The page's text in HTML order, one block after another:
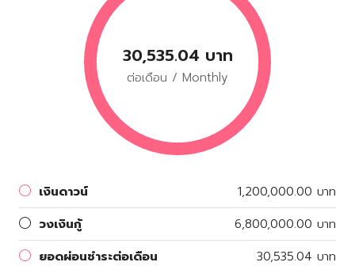
30,535.04 บาท
ต่อเดือน / Monthly
เงินดาวน์
1,200,000.00 บาท
วงเงินกู้
6,800,000.00 บาท
ยอดผ่อนชำระต่อเดือน
30,535.04 บาท